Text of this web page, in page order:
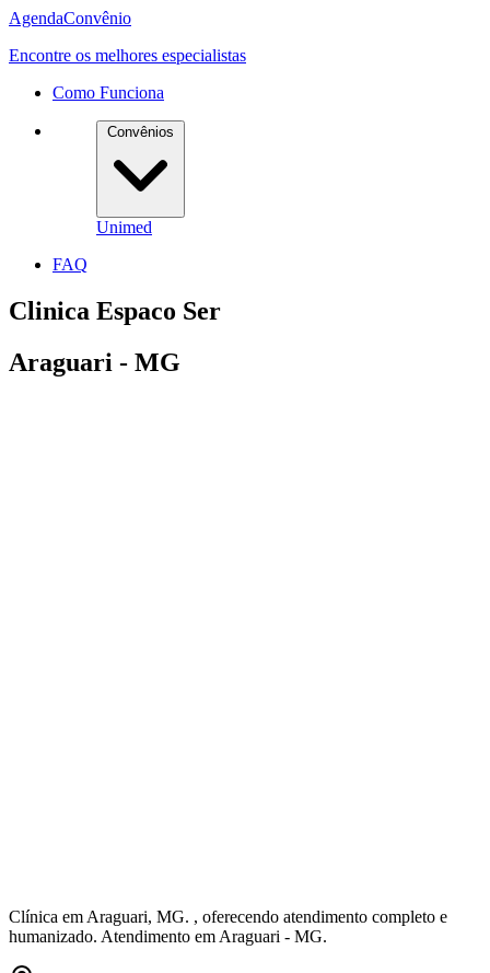
AgendaConvênio
Encontre os melhores especialistas
Como Funciona
Convênios
Unimed
FAQ
Clinica Espaco Ser
Araguari - MG
Clínica em Araguari, MG. , oferecendo atendimento completo e
humanizado. Atendimento em Araguari - MG.